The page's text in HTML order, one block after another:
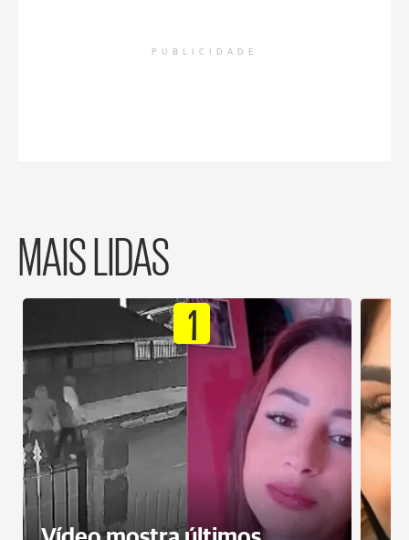
PUBLICIDADE
MAIS LIDAS
1